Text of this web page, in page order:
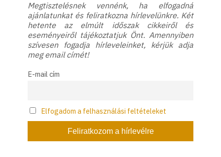
Megtisztelésnek vennénk, ha elfogadná
ajánlatunkat és feliratkozna hírlevelünkre. Két
hetente az elmúlt időszak cikkeiről és
eseményeiről tájékoztatjuk Önt. Amennyiben
szívesen fogadja hírleveleinket, kérjük adja
meg email címét!
E-mail cím
Elfogadom a felhasználási feltételeket